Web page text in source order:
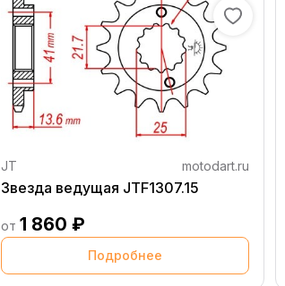
JT motodart.ru
Звезда ведущая JTF1307.15
от 1 860 ₽
Подробнее